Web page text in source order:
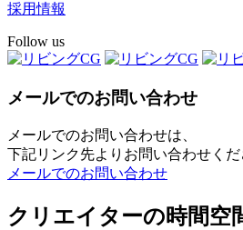
採用情報
Follow us
メールでのお問い合わせ
メールでのお問い合わせは、
下記リンク先よりお問い合わせくだ
メールでのお問い合わせ
クリエイターの時間空